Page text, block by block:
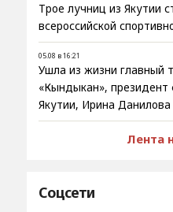
Трое лучниц из Якутии
всероссийской
05.08 в 16:21
Ушла из жизни главный
«Кындыкан»,
Якутии, Ирина Данилова
Лента
Соцсети